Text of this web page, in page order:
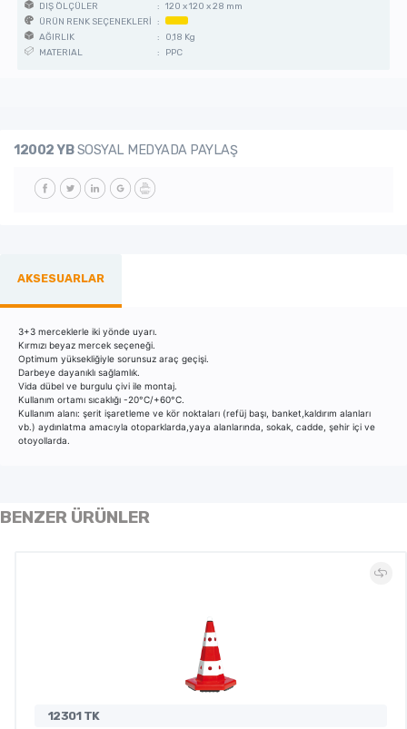
DIŞ ÖLÇÜLER
: 120 x 120 x 28 mm
ÜRÜN RENK SEÇENEKLERİ :
AĞIRLIK
:
0,18 Kg
MATERIAL
: PPC
12002 YBSOSYAL MEDYADA PAYLAŞ
AKSESUARLAR
3+3 merceklerle iki yönde uyarı.
Kırmızı beyaz mercek seçeneği.
Optimum yüksekliğiyle sorunsuz araç geçişi.
Darbeye dayanıklı sağlamlık.
Vida dübel ve burgulu çivi ile montaj.
Kullanım ortamı sıcaklığı -20°C/+60°C.
Kullanım alanı: şerit işaretleme ve kör noktaları (refüj başı, banket,kaldırım alanları
vb.) aydınlatma amacıyla otoparklarda,yaya alanlarında, sokak, cadde, şehir içi ve
otoyollarda.
BENZER ÜRÜNLER
12301 TK